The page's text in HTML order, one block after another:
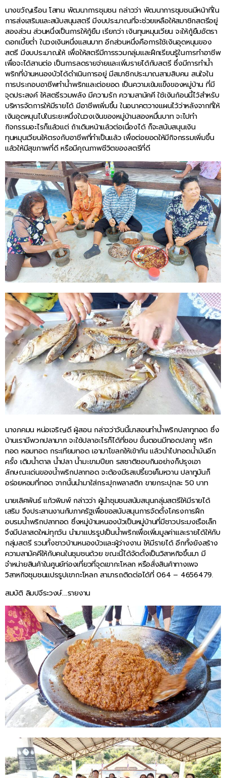
นางขวัญเรือน โสทน พัฒนาการชุมชน กล่าวว่า พัฒนาการชุมชนมีหน้าที่ใน
การส่งเสริมและสนับสนุนสตรี มีงบประมาณที่จะช่วยเหลือให้สมาชิกสตรีอยู่
สองส่วน ส่วนหนึ่งเป็นการให้กู้ยืม เรียกว่า เงินทุนหมุนเวียน จะให้กู้ยืมอัตรา
ดอกเบี้ยต่ำ ในวงเงินหนึ่งแสนบาท อีกส่วนหนึ่งคือการใช้เงินอุดหนุนของ
สตรี มีงบประมาณให้ เพื่อให้สตรีมีการรวมกลุ่มและฝึกเรียนรู้ในการทำอาชีพ
เพื่อจะได้สานต่อ เป็นการลดรายจ่ายและเพิ่มรายได้กับสตรี ซึ่งมีการทำน้ำ
พริกที่บ้านหนองบัวได้ดำเนินการอยู่ มีสมาชิกประมาณสามสิบคน สนใจใน
การประกอบอาชีพทำน้ำพริกและต่อยอด เป็นความเข้มแข็งของหมู่บ้าน ที่มี
จุดประสงค์ ให้สตรีรวมพลัง มีความรัก ความสามัคคี ใช้เงินก้อนนี้ไว้สำหรับ
บริหารจัดการให้มีรายได้ มีอาชีพเพิ่มขึ้น ในอนาคตวางแผนไว้ว่าหลังจากที่ให้
เงินอุดหนุนไปในระยะหนึ่งในวงเงินของหมู่บ้านสองหมื่นบาท จะไปทำ
กิจกรรมอะไรก็แล้วแต่ ถ้าเดินหน้าแล้วต่อเนื่องได้ ก็จะสนับสนุนเงิน
ทุนหมุนเวียนให้ตรงกับอาชีพที่ทำเป็นแล้ว เพื่อต่อยอดให้มีกิจกรรมเพิ่มขึ้น
แล้วให้มีสุขภาพที่ดี หรือมีคุณภาพชีวิตของสตรีที่ดี
นางภคมน หน่อเจริญดี ผู้สอน กล่าวว่าวันนี้มาสอนทำน้ำพริกปลาทูทอด ซึ่ง
บ้านเรามีพวกปลามาก จะใช้ปลาอะไรก็ได้ที่ชอบ ขั้นตอนมีทอดปลาทู พริก
ทอด หอมทอด กระเทียมทอด เอามาโขลกให้เข้ากัน แล้วนำไปทอดน้ำมันอีก
ครั้ง เติมน้ำตาล น้ำปลา น้ำมะขามปียก รสชาติชอบกินอย่างก็ปรุงเอา
ลักษณะเด่นของน้ำพริกปลาทอด จะต้องมีรสเปรี้ยวเค็มหวาน ปลาทูมันก็
อร่อยหอมที่ทอด จากนั้นนำมาใส่กระปุกพลาสติก ขายกระปุกละ 50 บาท
นายเลิศพันธ์ แก้วพิมพ์ กล่าวว่า ผู้นำชุมชนสนับสนุนกลุ่มสตรีให้มีรายได้
เสริม จึงประสานงานกับภาครัฐเพื่อขอสนับสนุนการจัดตั้งโครงการฝึก
อบรมน้ำพริกปลาทอด ซึ่งหมู่บ้านหนองบัวเป็นหมู่บ้านที่มีชาวประมงเรือเล็ก
จึงมีปลาสดใหม่ทุกวัน นำมาแปรรูปเป็นน้ำพริกเพื่อเพิ่มมูลค่าและรายได้ให้กับ
กลุ่มสตรี รวมทั้งชาวบ้านหนองบัวและผู้ว่างงาน ให้มีรายได้ อีกทั้งยังสร้าง
ความสามัคคีให้กับคนในชุมชนด้วย ขณะนี้ได้จัดตั้งเป็นวิสาหกิจขึ้นมา มี
จำหน่ายสินค้าในศูนย์ท่องเที่ยวที่จุดเขากะโหลก หรือสั่งสินค้าทางเพจ
วิสาหกิจชุมชนแปรรูปเขากะโหลก สามารถติดต่อได้ที่ 064 – 4656479.
สมบัติ ลิมปจีระวงษ์….รายงาน